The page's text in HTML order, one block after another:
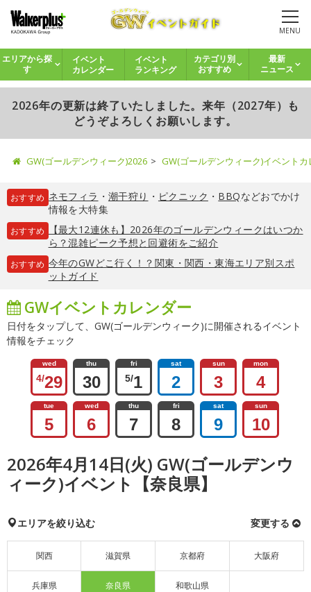
MENU
エリアから探
す
イベント
カレンダー
イベント
ランキング
カテゴリ別
おすすめ
最新
ニュース
2026年の更新は終了いたしました。来年（2027年）も
どうぞよろしくお願いします。
GW(ゴールデンウィーク)2026 GW(ゴールデンウィーク)イベント
おすすめ ネモフィラ ・ 潮干狩り ・ ピクニック ・ BBQなどおでかけ
情報を大特集
おすすめ
【最大12連休も】2026年のゴールデンウィークはいつか
ら？混雑ピーク予想と回避術をご紹介
おすすめ 今年のGWどこ行く！？関東・関西・東海エリア別スポ
ットガイド
GWイベントカレンダー
日付をタップして、GW(ゴールデンウィーク)に開催されるイベント
情報をチェック
wed
4/29
thu
30
fri
5/1
sat
2
sun
3
mon
4
tue
5
wed
6
thu
7
fri
8
sat
9
sun
10
2026年4月14日(火) GW(ゴールデンウ
ィーク)イベント【奈良県】
エリアを絞り込む 変更する
関西 滋賀県 京都府 大阪府
兵庫県 奈良県 和歌山県